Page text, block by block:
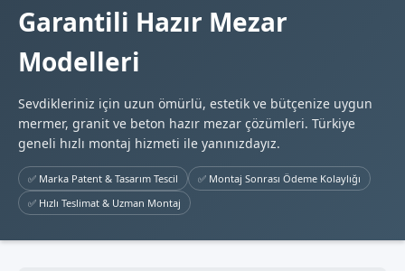
Garantili Hazır Mezar
Modelleri
Sevdikleriniz için uzun ömürlü, estetik ve bütçenize uygun
mermer, granit ve beton hazır mezar çözümleri. Türkiye
geneli hızlı montaj hizmeti ile yanınızdayız.
✅ Marka Patent & Tasarım Tescil
✅ Montaj Sonrası Ödeme Kolaylığı
✅ Hızlı Teslimat & Uzman Montaj